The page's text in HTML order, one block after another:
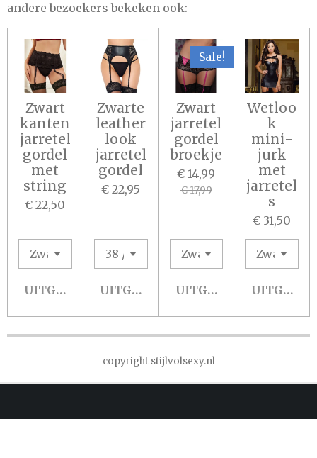
andere bezoekers bekeken ook:
Zwart
kanten
jarretel
gordel
met
string
€ 22,50
UITGESCHAKELD
Zwarte
leather
look
jarretel
gordel
€ 22,95
UITGESCHAKELD
Sale!
Zwart
jarretel
gordel
broekje
€ 14,99
€ 17,99
UITGESCHAKELD
Wetloo
k
mini-
jurk
met
jarretel
s
€ 31,50
copyright stijlvolsexy.nl